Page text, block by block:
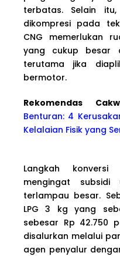
terbatas. Selain
dikompresi pada
CNG memerlukan
yang cukup besar
terutama jika
bermotor.
Rekomendas
Benturan: 4
Kelalaian Fisik yang
Langkah
mengingat
terlampau besar.
LPG 3 kg yang
sebesar Rp 42.750
disalurkan melalui
agen penyalur